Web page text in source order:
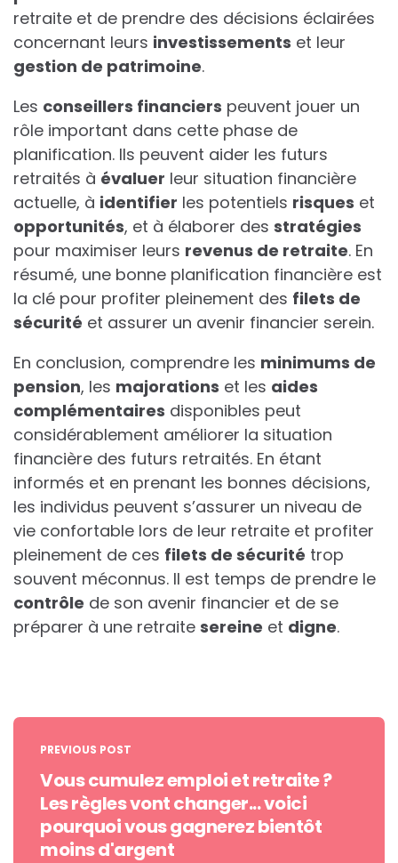
retraite et de prendre des décisions éclairées
concernant leurs investissements et leur
gestion de patrimoine.
Les conseillers financiers peuvent jouer un
rôle important dans cette phase de
planification. Ils peuvent aider les futurs
retraités à évaluer leur situation financière
actuelle, à identifier les potentiels risques et
opportunités, et à élaborer des stratégies
pour maximiser leurs revenus de retraite. En
résumé, une bonne planification financière est
la clé pour profiter pleinement des filets de
sécurité et assurer un avenir financier serein.
En conclusion, comprendre les minimums de
pension, les majorations et les aides
complémentaires disponibles peut
considérablement améliorer la situation
financière des futurs retraités. En étant
informés et en prenant les bonnes décisions,
les individus peuvent s’assurer un niveau de
vie confortable lors de leur retraite et profiter
pleinement de ces filets de sécurité trop
souvent méconnus. Il est temps de prendre le
contrôle de son avenir financier et de se
préparer à une retraite sereine et digne.
Post
navigation
PREVIOUS POST
Vous cumulez emploi et retraite ?
Les règles vont changer... voici
pourquoi vous gagnerez bientôt
moins d'argent